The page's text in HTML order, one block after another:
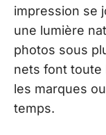
impression se
une lumière
photos sous
nets font toute
les marques
temps.